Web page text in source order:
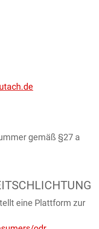
gemäß §27 a
eine Plattform zur